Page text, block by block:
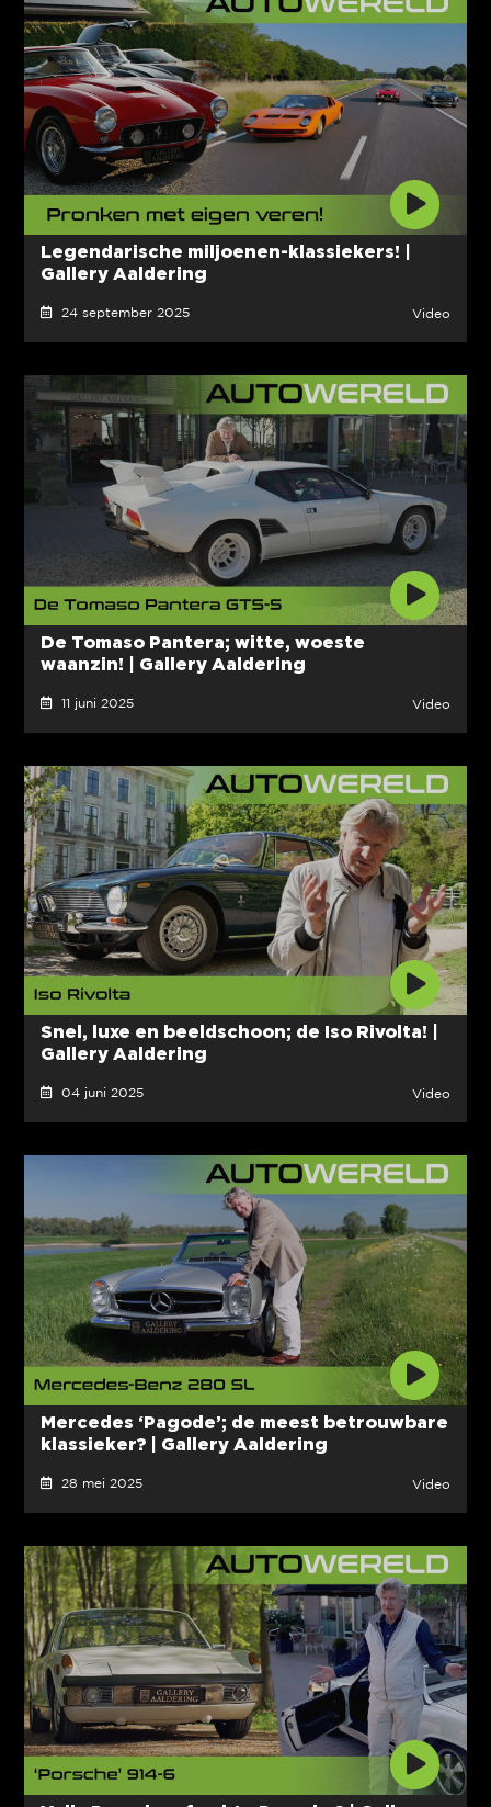
Legendarische miljoenen-klassiekers! |
Gallery Aaldering
24 september 2025 Video
De Tomaso Pantera; witte, woeste
waanzin! | Gallery Aaldering
11 juni 2025 Video
Snel, luxe en beeldschoon; de Iso Rivolta! |
Gallery Aaldering
04 juni 2025 Video
Mercedes ‘Pagode’; de meest betrouwbare
klassieker? | Gallery Aaldering
28 mei 2025 Video